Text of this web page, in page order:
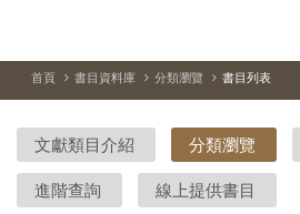
院-
臺
灣
首頁 書目資料庫 分類瀏覽 書目列表
文獻類目介紹 分類瀏覽
進階查詢 線上提供書目